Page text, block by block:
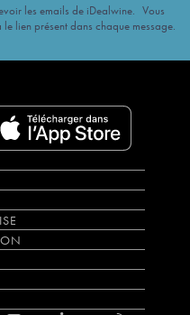
les emails de iDealwine. Vous
lien présent dans chaque message.